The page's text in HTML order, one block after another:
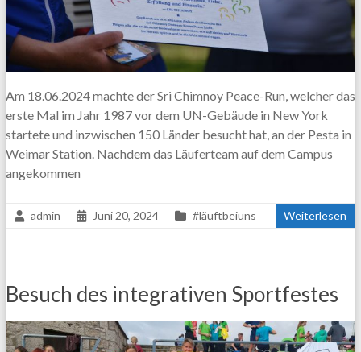
Am 18.06.2024 machte der Sri Chimnoy Peace-Run, welcher das
erste Mal im Jahr 1987 vor dem UN-Gebäude in New York
startete und inzwischen 150 Länder besucht hat, an der Pesta in
Weimar Station. Nachdem das Läuferteam auf dem Campus
angekommen
admin Juni 20, 2024 #läuftbeiuns Weiterlesen
Besuch des integrativen Sportfestes